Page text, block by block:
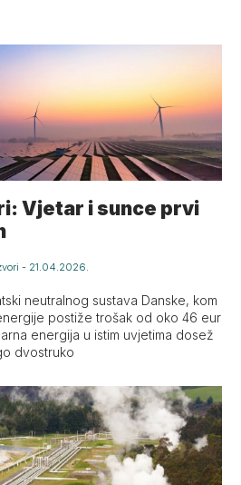
Vjetar i sunce prvi
- 21.04.2026.
neutralnog sustava Danske, kom
postiže trošak od oko 46 eur
energija u istim uvjetima dosež
dvostruko